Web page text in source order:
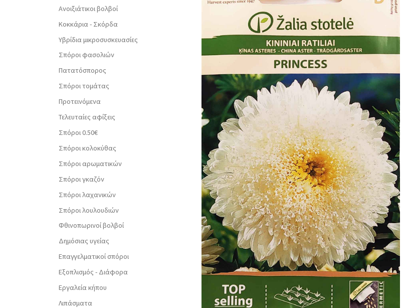
Ανοιξιάτικοι βολβοί
Κοκκάρια - Σκόρδα
Υβρίδια μικροσυσκευασίες
Σπόροι φασολιών
Πατατόσπορος
Σπόροι τομάτας
Προτεινόμενα
Τελευταίες αφίξεις
Σπόροι 0.50€
Σπόροι κολοκύθας
Σπόροι αρωματικών
Σπόροι γκαζόν
Σπόροι λαχανικών
Σπόροι λουλουδιών
Φθινοπωρινοί βολβοί
Δημόσιας υγείας
Επαγγελματικοί σπόροι
Εξοπλισμός - Διάφορα
Εργαλεία κήπου
Λιπάσματα